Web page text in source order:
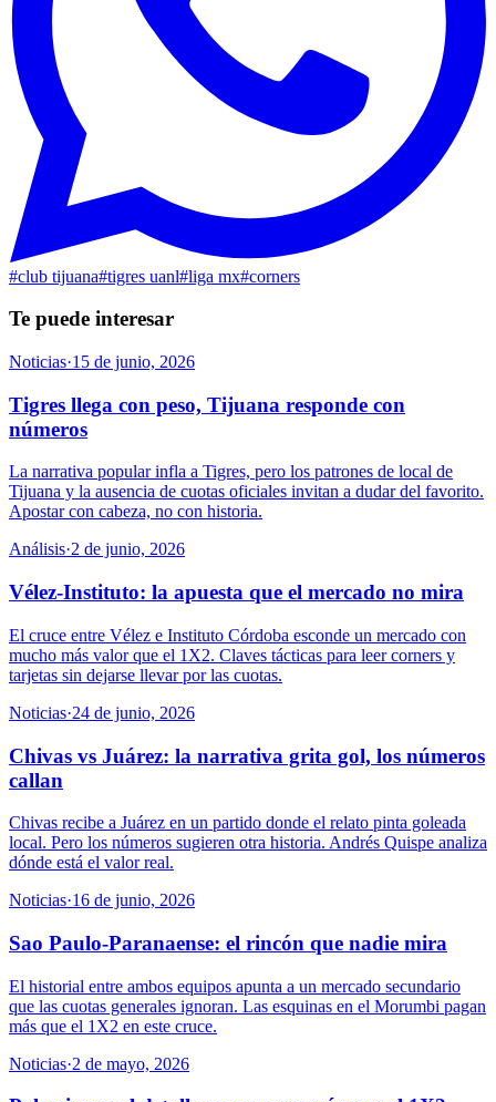
#club tijuana#tigres uanl#liga mx#corners
Te puede interesar
Noticias·15 de junio, 2026
Tigres llega con peso, Tijuana responde con
números
La narrativa popular infla a Tigres, pero los patrones de local de
Tijuana y la ausencia de cuotas oficiales invitan a dudar del favorito.
Apostar con cabeza, no con historia.
Análisis·2 de junio, 2026
Vélez-Instituto: la apuesta que el mercado no mira
El cruce entre Vélez e Instituto Córdoba esconde un mercado con
mucho más valor que el 1X2. Claves tácticas para leer corners y
tarjetas sin dejarse llevar por las cuotas.
Noticias·24 de junio, 2026
Chivas vs Juárez: la narrativa grita gol, los números
callan
Chivas recibe a Juárez en un partido donde el relato pinta goleada
local. Pero los números sugieren otra historia. Andrés Quispe analiza
dónde está el valor real.
Noticias·16 de junio, 2026
Sao Paulo-Paranaense: el rincón que nadie mira
El historial entre ambos equipos apunta a un mercado secundario
que las cuotas generales ignoran. Las esquinas en el Morumbi pagan
más que el 1X2 en este cruce.
Noticias·2 de mayo, 2026